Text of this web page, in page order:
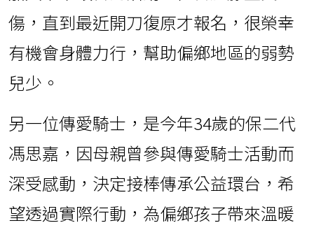
傷，直到最近開刀復原才報名，很榮幸
有機會身體力行，幫助偏鄉地區的弱勢
兒少。
另一位傳愛騎士，是今年34歲的保二代
馮思嘉，因母親曾參與傳愛騎士活動而
深受感動，決定接棒傳承公益環台，希
望透過實際行動，為偏鄉孩子帶來溫暖